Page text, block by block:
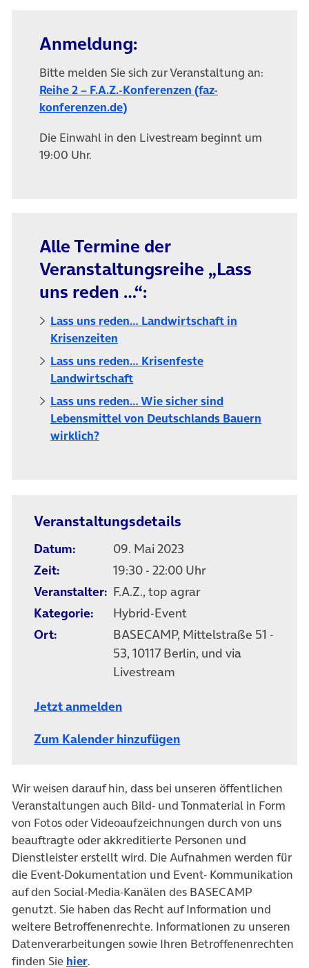
Anmeldung:
Bitte melden Sie sich zur Veranstaltung an:
Reihe 2 – F.A.Z.-Konferenzen (faz-
konferenzen.de)(öffnet in neuem Tab)
Die Einwahl in den Livestream beginnt um
19:00 Uhr.
Alle Termine der
Veranstaltungsreihe „Lass
uns reden …“:
Lass uns reden… Landwirtschaft in
Krisenzeiten
Lass uns reden… Krisenfeste
Landwirtschaft
Lass uns reden… Wie sicher sind
Lebensmittel von Deutschlands Bauern
wirklich?
Veranstaltungsdetails
Datum:
09. Mai 2023
Zeit:
19:30 - 22:00 Uhr
Veranstalter: F.A.Z., top agrar
Kategorie:
Hybrid-Event
Ort:
BASECAMP, Mittelstraße 51 -
53, 10117 Berlin, und via
Livestream
Jetzt anmelden
Zum Kalender hinzufügen
Wir weisen darauf hin, dass bei unseren öffentlichen
Veranstaltungen auch Bild- und Tonmaterial in Form
von Fotos oder Videoaufzeichnungen durch von uns
beauftragte oder akkreditierte Personen und
Dienstleister erstellt wird. Die Aufnahmen werden für
die Event-Dokumentation und Event- Kommunikation
auf den Social-Media-Kanälen des BASECAMP
genutzt. Sie haben das Recht auf Information und
weitere Betroffenenrechte. Informationen zu unseren
Datenverarbeitungen sowie Ihren Betroffenenrechten
finden Sie hier.